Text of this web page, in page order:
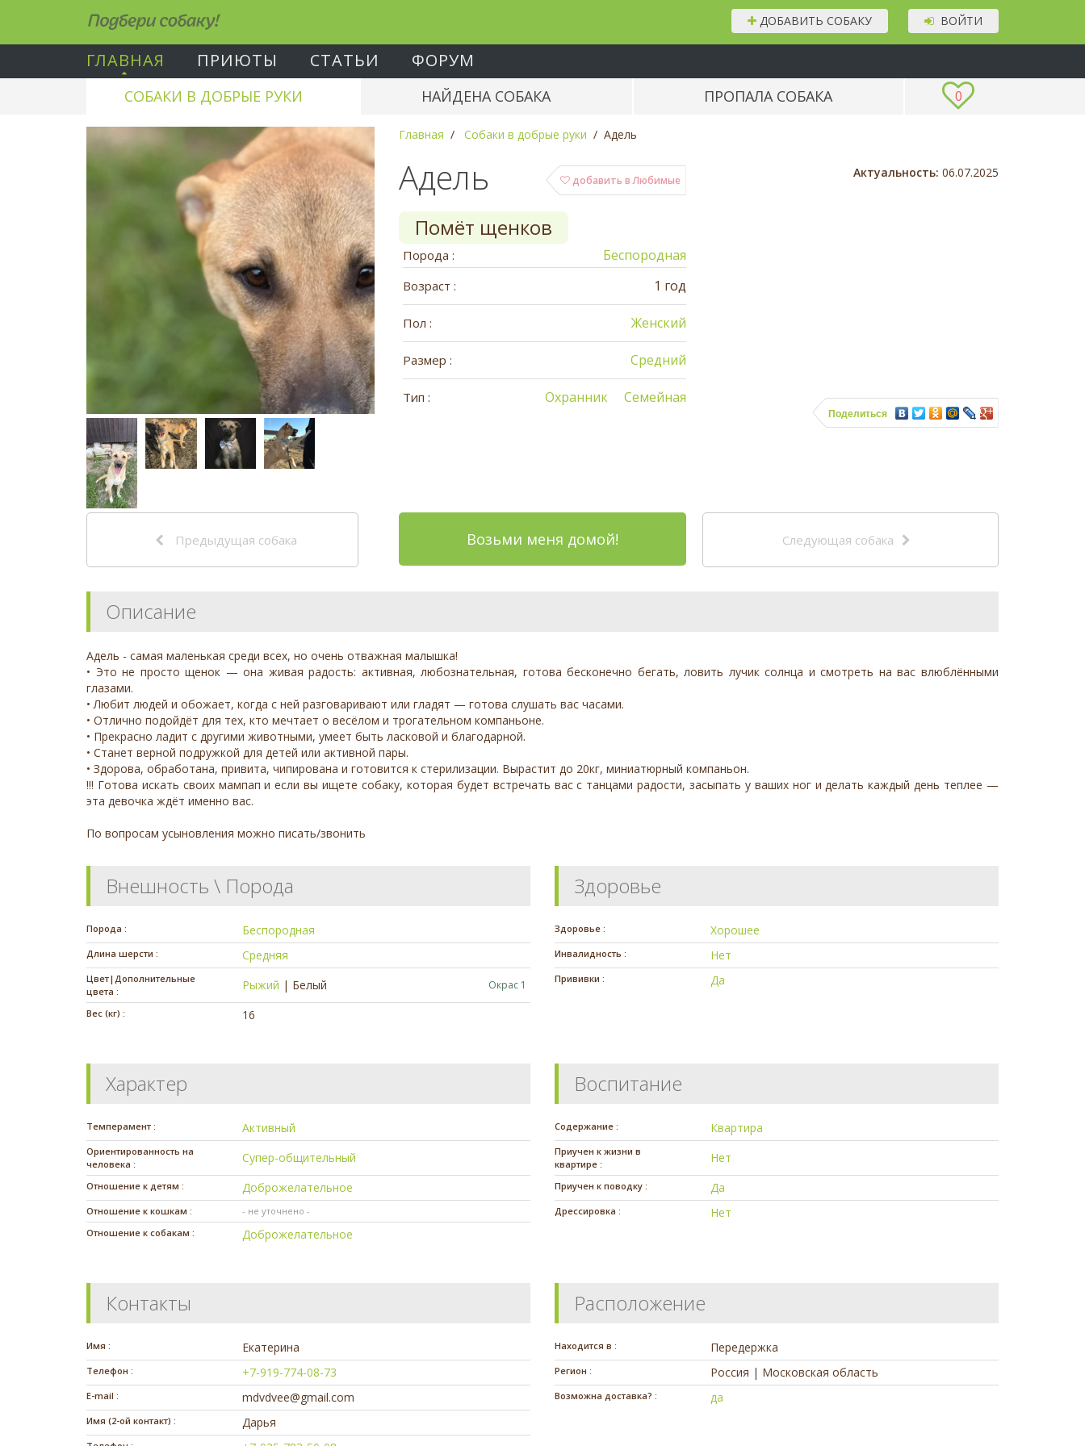
Подбери собаку! ВОЙТИ
ДОБАВИТЬ СОБАКУ
ГЛАВНАЯ ПРИЮТЫ СТАТЬИ ФОРУМ
0
СОБАКИ В ДОБРЫЕ РУКИ НАЙДЕНА СОБАКА ПРОПАЛА СОБАКА
Главная Собаки в добрые руки Адель
добавить в Любимые
Адель
Помёт щенков
Порода : Беспородная
Возраст : 1 год
Пол : Женский
Размер : Средний
Тип : Семейная
Охранник
Актуальность: 06.07.2025
Поделиться
Предыдущая собака Возьми меня домой! Следующая собака
Описание
Адель - самая маленькая среди всех, но очень отважная малышка!
• Это не просто щенок — она живая радость: активная, любознательная, готова бесконечно бегать, ловить лучик солнца и смотреть на вас влюблёнными
глазами.
• Любит людей и обожает, когда с ней разговаривают или гладят — готова слушать вас часами.
• Отлично подойдёт для тех, кто мечтает о весёлом и трогательном компаньоне.
• Прекрасно ладит с другими животными, умеет быть ласковой и благодарной.
• Станет верной подружкой для детей или активной пары.
• Здорова, обработана, привита, чипирована и готовится к стерилизации. Вырастит до 20кг, миниатюрный компаньон.
!!! Готова искать своих мампап и если вы ищете собаку, которая будет встречать вас с танцами радости, засыпать у ваших ног и делать каждый день теплее —
эта девочка ждёт именно вас.
По вопросам усыновления можно писать/звонить
Внешность \ Порода
Порода : Беспородная
Длина шерсти : Средняя
Цвет|Дополнительные
цвета :
Рыжий | Белый Окрас 1
Вес (кг) : 16
Здоровье
Здоровье : Хорошее
Инвалидность : Нет
Прививки : Да
Характер
Темперамент : Активный
Ориентированность на
человека :
Супер-общительный
Отношение к детям : Доброжелательное
Отношение к кошкам :
- не уточнено -
Отношение к собакам :
Доброжелательное
Воспитание
Содержание : Квартира
Приучен к жизни в
квартире :
Нет
Приучен к поводку : Да
Дрессировка : Нет
Контакты
Имя : Екатерина
Телефон : +7-919-774-08-73
E-mail : mdvdvee@gmail.com
Имя (2-ой контакт) : Дарья
Расположение
Находится в : Передержка
Регион : Россия | Московская область
Возможна доставка? : да